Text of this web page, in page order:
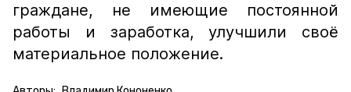
граждане, не имеющие постоянной
работы и заработка, улучшили своё
материальное положение.